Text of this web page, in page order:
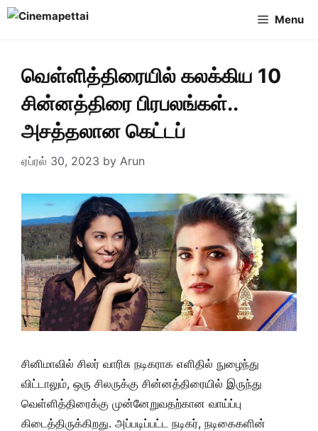
Skip
Menu
வெள்ளித்திரையில் கலக்கிய 10
சின்னத்திரை பிரபலங்கள்..
அசத்தலான கெட்டப்
ஏப்ரல் 30, 2023 by Arun
சினிமாவில் சிலர் வாரிசு நடிகராக எளிதில் நுழைந்து
விட்டாலும், ஒரு சிலருக்கு சின்னத்திரையில் இருந்து
வெள்ளித்திரைக்கு முன்னேறுவதற்கான வாய்ப்பு
கிடைத்திருக்கிறது. அப்படிப்பட்ட நடிகர், நடிகைகளின்